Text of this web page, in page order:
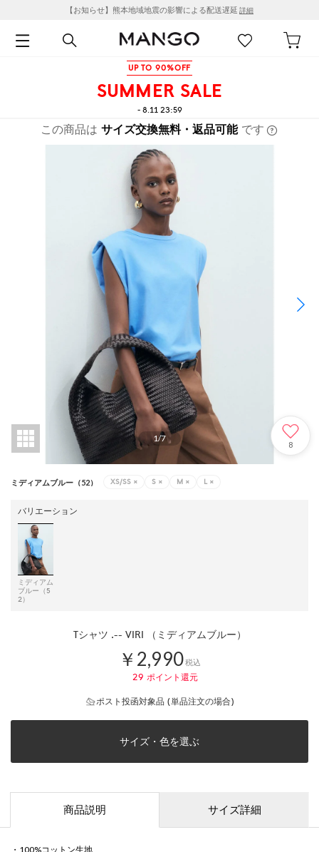
【お知らせ】熊本地域地震の影響による配送遅延 詳細
UP TO 90%OFF
SUMMER SALE
- 8.11 23:59
この商品は サイズ交換無料・返品可能 です
1/7
8
ミディアムブルー（52） XS/SS × S × M × L ×
バリエーション
ミディアム
ブルー（5
2）
Tシャツ .-- VIRI （ミディアムブルー）
￥2,990税込
29 ポイント還元
ポスト投函対象品 (単品注文の場合)
サイズ・色を選ぶ
商品説明 サイズ詳細
・100%コットン生地